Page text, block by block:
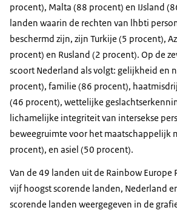
procent), Malta (88 procent) en IJsland
landen waarin de rechten van lhbti
beschermd zijn, zijn Turkije (5 procent),
procent) en Rusland (2 procent). Op de
scoort Nederland als volgt: gelijkheid en
procent), familie (86 procent),
(46 procent), wettelijke
lichamelijke integriteit van intersekse
beweegruimte voor het maatschappelijk
procent), en asiel (50 procent).
Van de 49 landen uit de Rainbow Europe
vijf hoogst scorende landen, Nederland
scorende landen weergegeven in de